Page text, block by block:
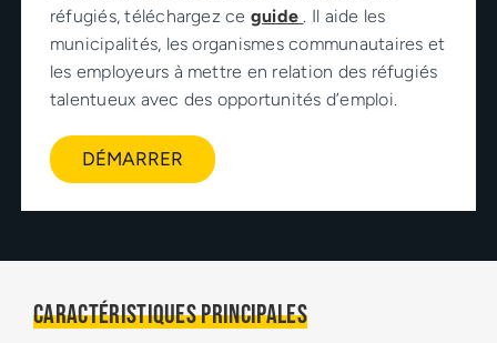
réfugiés, téléchargez ce guide . Il aide les
municipalités, les organismes communautaires et
les employeurs à mettre en relation des réfugiés
talentueux avec des opportunités d’emploi.
DÉMARRER
Caractéristiques principales